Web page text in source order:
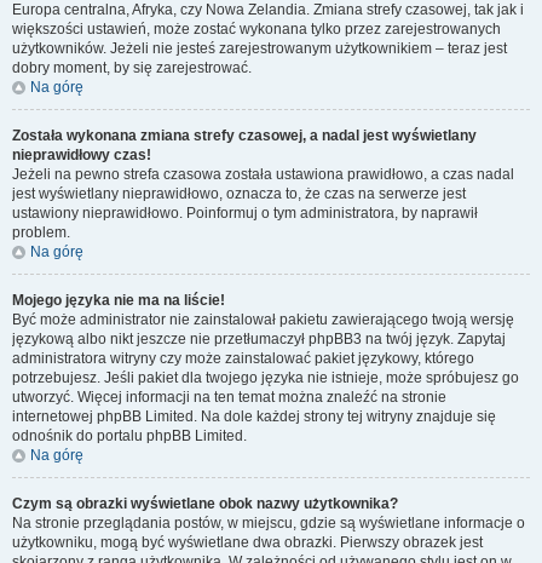
Europa centralna, Afryka, czy Nowa Zelandia. Zmiana strefy czasowej, tak jak i
większości ustawień, może zostać wykonana tylko przez zarejestrowanych
użytkowników. Jeżeli nie jesteś zarejestrowanym użytkownikiem – teraz jest
dobry moment, by się zarejestrować.
Na górę
Została wykonana zmiana strefy czasowej, a nadal jest wyświetlany
nieprawidłowy czas!
Jeżeli na pewno strefa czasowa została ustawiona prawidłowo, a czas nadal
jest wyświetlany nieprawidłowo, oznacza to, że czas na serwerze jest
ustawiony nieprawidłowo. Poinformuj o tym administratora, by naprawił
problem.
Na górę
Mojego języka nie ma na liście!
Być może administrator nie zainstalował pakietu zawierającego twoją wersję
językową albo nikt jeszcze nie przetłumaczył phpBB3 na twój język. Zapytaj
administratora witryny czy może zainstalować pakiet językowy, którego
potrzebujesz. Jeśli pakiet dla twojego języka nie istnieje, może spróbujesz go
utworzyć. Więcej informacji na ten temat można znaleźć na stronie
internetowej phpBB Limited. Na dole każdej strony tej witryny znajduje się
odnośnik do portalu phpBB Limited.
Na górę
Czym są obrazki wyświetlane obok nazwy użytkownika?
Na stronie przeglądania postów, w miejscu, gdzie są wyświetlane informacje o
użytkowniku, mogą być wyświetlane dwa obrazki. Pierwszy obrazek jest